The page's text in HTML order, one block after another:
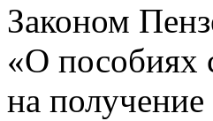
Законом
«О пособиях
на